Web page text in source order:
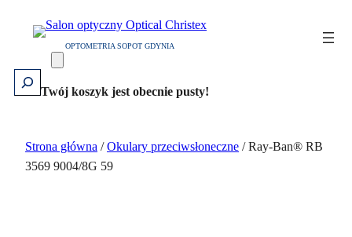
OPTOMETRIA SOPOT GDYNIA
Szukaj
Twój koszyk jest obecnie pusty!
Strona główna /Okulary przeciwsłoneczne / Ray-Ban® RB
3569 9004/8G 59